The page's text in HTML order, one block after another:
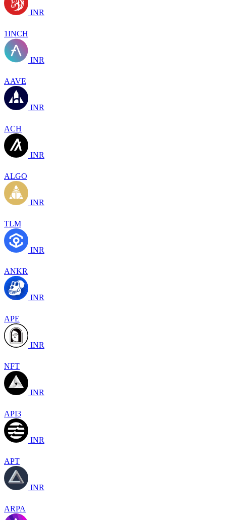
INR
1INCH
INR
AAVE
INR
ACH
INR
ALGO
INR
TLM
INR
ANKR
INR
APE
INR
NFT
INR
API3
INR
APT
INR
ARPA